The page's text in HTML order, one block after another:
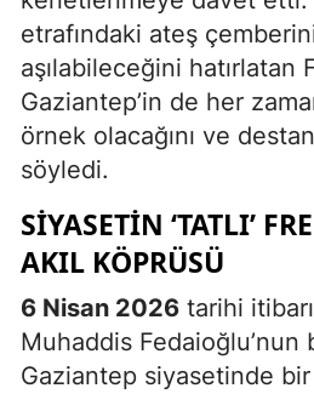
etrafındaki ateş
aşılabileceğini hatırlatan
Gaziantep’in de her
örnek olacağını ve
söyledi.
SIYASETIN ‘TATLI’
AKIL KÖPRÜSÜ
6 Nisan 2026 tarihi
Muhaddis Fedaioğlu’nun
Gaziantep siyasetinde bir